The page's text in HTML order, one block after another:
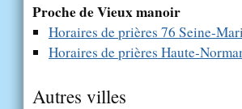
Proche de Vieux manoir
Horaires de prières 76 Seine-
Horaires de prières Haute-
Autres villes